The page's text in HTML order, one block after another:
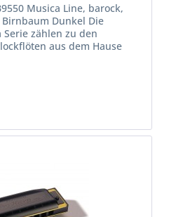
Musica Line, barock,
Dunkel Die
zählen zu den
aus dem Hause